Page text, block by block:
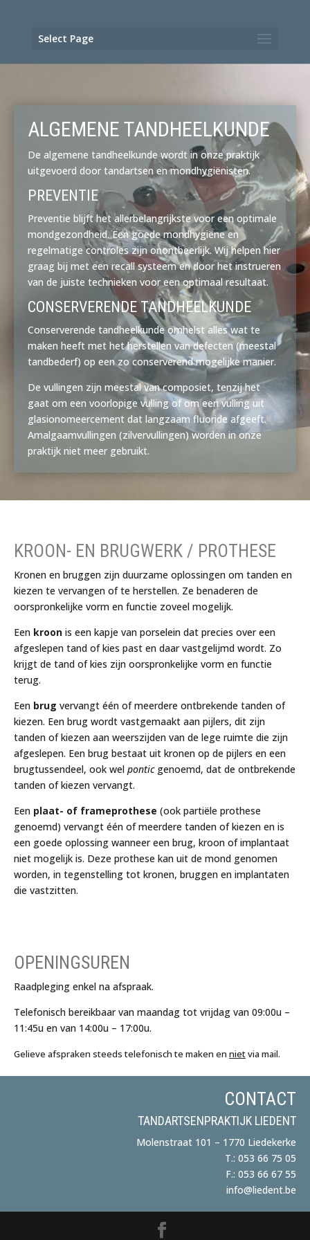
Select Page
ALGEMENE TANDHEELKUNDE
De algemene tandheelkunde wordt in onze praktijk
uitgevoerd door tandartsen en mondhygiënisten.
PREVENTIE
Preventie blijft het allerbelangrijkste voor een optimale
mondgezondheid. Een goede mondhygiëne en
regelmatige controles zijn onontbeerlijk. Wij helpen hier
graag bij met een recall systeem en door het instrueren
van de juiste technieken voor een optimaal resultaat.
CONSERVERENDE TANDHEELKUNDE
Conserverende tandheelkunde omhelst alles wat te
maken heeft met het herstellen van defecten (meestal
tandbederf) op een zo conserverend mogelijke manier.
De vullingen zijn meestal van composiet, tenzij het
gaat om een voorlopige vulling of om een vulling uit
glasionomeercement dat langzaam fluoride afgeeft.
Amalgaamvullingen (zilvervullingen) worden in onze
praktijk niet meer gebruikt.
KROON- EN BRUGWERK / PROTHESE
Kronen en bruggen zijn duurzame oplossingen om tanden en
kiezen te vervangen of te herstellen. Ze benaderen de
oorspronkelijke vorm en functie zoveel mogelijk.
Een kroon is een kapje van porselein dat precies over een
afgeslepen tand of kies past en daar vastgelijmd wordt. Zo
krijgt de tand of kies zijn oorspronkelijke vorm en functie
terug.
Een brug vervangt één of meerdere ontbrekende tanden of
kiezen. Een brug wordt vastgemaakt aan pijlers, dit zijn
tanden of kiezen aan weerszijden van de lege ruimte die zijn
afgeslepen. Een brug bestaat uit kronen op de pijlers en een
brugtussendeel, ook wel ponticgenoemd, dat de ontbrekende
tanden of kiezen vervangt.
Een plaat- of frameprothese (ook partiële prothese
genoemd) vervangt één of meerdere tanden of kiezen en is
een goede oplossing wanneer een brug, kroon of implantaat
niet mogelijk is. Deze prothese kan uit de mond genomen
worden, in tegenstelling tot kronen, bruggen en implantaten
die vastzitten.
OPENINGSUREN
Raadpleging enkel na afspraak.
Telefonisch bereikbaar van maandag tot vrijdag van 09:00u –
11:45u en van 14:00u – 17:00u.
Gelieve afspraken steeds telefonischte maken en nietvia mail.
CONTACT
TANDARTSENPRAKTIJK LIEDENT
Molenstraat 101 – 1770 Liedekerke
T.: 053 66 75 05
F.: 053 66 67 55
info@liedent.be